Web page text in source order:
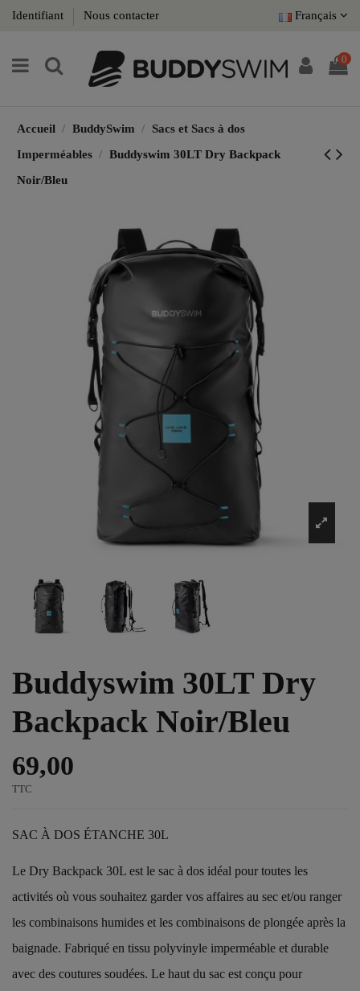
Identifiant Nous contacter Français
0
Accueil BuddySwim
Sacs et Sacs à dos
Imperméables
Buddyswim 30LT Dry Backpack
Noir/Bleu
Buddyswim 30LT Dry
Backpack Noir/Bleu
69,00
TTC
SAC À DOS ÉTANCHE 30L
Le Dry Backpack 30L est le sac à dos idéal pour toutes les
activités où vous souhaitez garder vos affaires au sec et/ou ranger
les combinaisons humides et les combinaisons de plongée après la
baignade. Fabriqué en tissu polyvinyle imperméable et durable
avec des coutures soudées. Le haut du sac est conçu pour